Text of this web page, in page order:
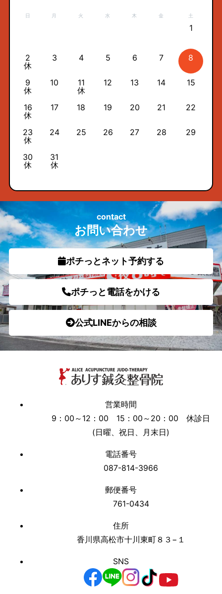
日 月 火 水 木 金 土
1
2
休
3 4 5 6 7 8
9
休
10
11
休
12 13 14 15
16
休
17 18 19 20 21 22
23
休
24 25 26 27 28 29
30
休
31
休
お問い合わせ
contact
ポチっとネット予約する
ポチっと電話をかける
公式LINEからの相談
営業時間
9：00～12：00 15：00～20：00 休診日
(日曜、祝日、月末日)
電話番号
087-814-3966
郵便番号
761-0434
住所
香川県高松市十川東町８３−１
SNS